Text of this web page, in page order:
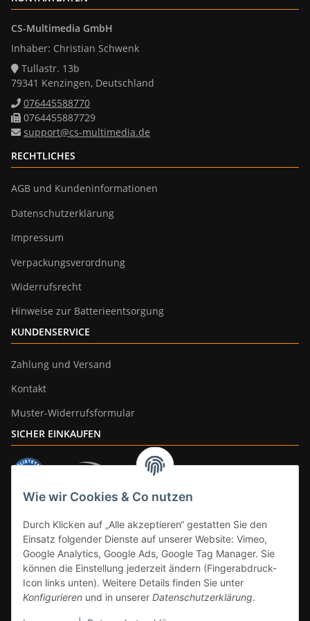
Wie wir Cookies & Co nutzen
Durch Klicken auf „Alle akzeptieren“ gestatten Sie den
Einsatz folgender Dienste auf unserer Website: Vimeo,
Google Analytics, Google Ads, Google Tag Manager. Sie
können die Einstellung jederzeit ändern (Fingerabdruck-
Icon links unten). Weitere Details finden Sie unter
Konfigurieren und in unserer Datenschutzerklärung.
CS-Multimedia GmbH
Inhaber: Christian Schwenk
Tullastr. 13b
79341 Kenzingen, Deutschland
076445588770
0764455887729
support@cs-multimedia.de
RECHTLICHES
AGB und Kundeninformationen
Datenschutzerklärung
Impressum
Verpackungsverordnung
Widerrufsrecht
Hinweise zur Batterieentsorgung
KUNDENSERVICE
Zahlung und Versand
Kontakt
Muster-Widerrufsformular
SICHER EINKAUFEN